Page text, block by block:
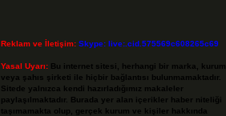
Reklam ve İletişim: Skype: live:.cid.575569c608265c69
Yasal Uyarı: Bu internet sitesi, herhangi bir marka, kurum
veya şahıs şirketi ile hiçbir bağlantısı bulunmamaktadır.
Sitede yalnızca kendi hazırladığımız makaleler
paylaşılmaktadır. Burada yer alan içerikler haber niteliği
taşımamakta olup, gerçek kurum ve kişiler hakkında